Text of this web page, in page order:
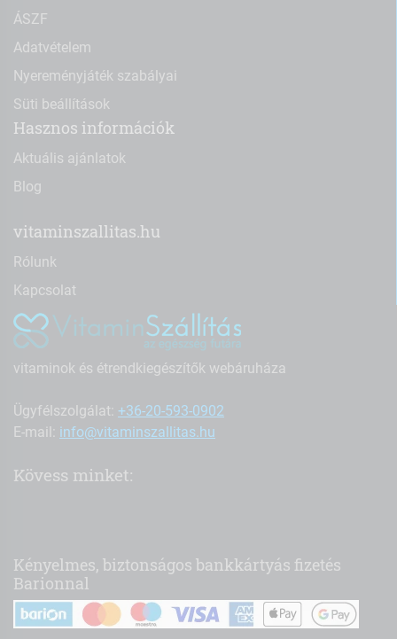
ÁSZF
Adatvételem
Nyereményjáték szabályai
Süti beállítások
Hasznos információk
Aktuális ajánlatok
Blog
vitaminszallitas.hu
Rólunk
Kapcsolat
vitaminok és étrendkiegészítők webáruháza
Ügyfélszolgálat: +36-20-593-0902
E-mail: info@vitaminszallitas.hu
Kövess minket:
Kényelmes, biztonságos bankkártyás fizetés
Barionnal